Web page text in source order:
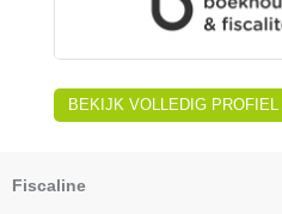
BEKIJK VOLLEDIG PROFIEL
Fiscaline